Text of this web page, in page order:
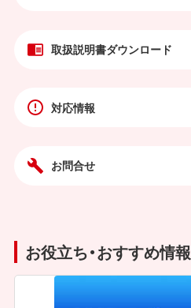
取扱説明書ダウンロード
対応情報
お問合せ
お役立ち・おすすめ情報